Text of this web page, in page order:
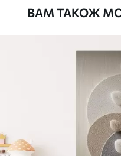
Яскраві, насичені
Стійкість до вицвітання
Безпечне чорнило без
Поверхня з текстурою
Екологічний матеріал
Преміум
ВАМ ТАКОЖ